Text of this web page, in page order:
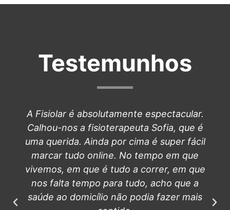
Testemunhos
A Fisiolar é absolutamente espectacular.
Calhou-nos a fisioterapeuta Sofia, que é
uma querida. Ainda por cima é super fácil
marcar tudo online. No tempo em que
vivemos, em que é tudo a correr, em que
nos falta tempo para tudo, acho que a
saúde ao domicílio não podia fazer mais